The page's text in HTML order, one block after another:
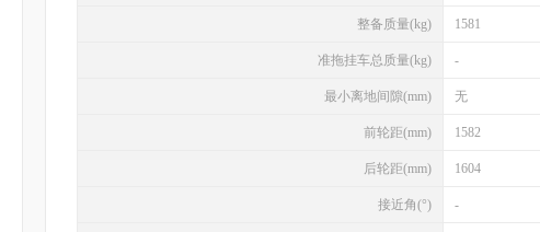
整备质量(kg) 1581
准拖挂车总质量(kg) -
最小离地间隙(mm) 无
前轮距(mm) 1582
后轮距(mm) 1604
接近角(°) -